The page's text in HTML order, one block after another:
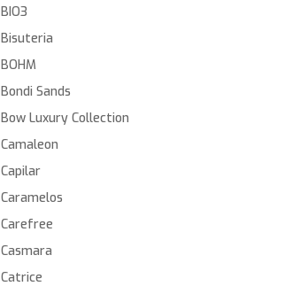
BIO3
Bisuteria
BOHM
Bondi Sands
Bow Luxury Collection
Camaleon
Capilar
Caramelos
Carefree
Casmara
Catrice